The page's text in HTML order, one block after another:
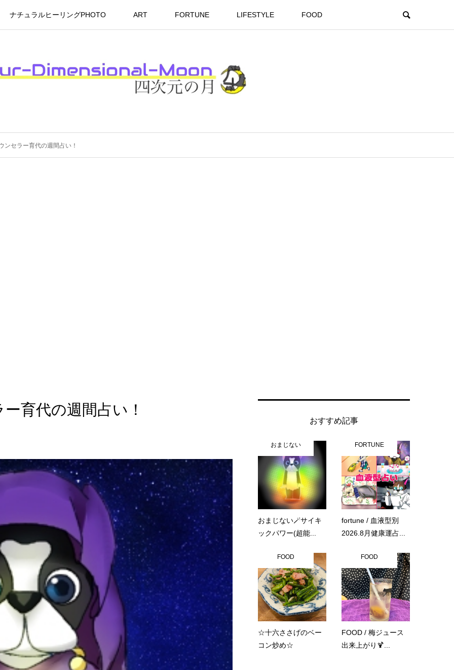
ナチュラルヒーリングPHOTO ART FORTUNE LIFESTYLE FOOD
ンセラー育代の週間占い！
育代の週間占い！
おすすめ記事
おまじない
おまじない🪄サイキ
ックパワー(超能...
FORTUNE
fortune / 血液型別
2026.8月健康運占...
FOOD
☆十六ささげのベー
コン炒め☆
FOOD
FOOD / 梅ジュース
出来上がり🍹...